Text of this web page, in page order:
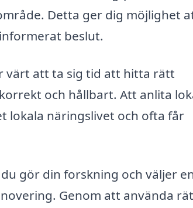
Detta ger dig möjlighet
beslut.
värt att ta sig tid att hitta rätt
och hållbart. Att anlita
lokala näringslivet och ofta får
gör din forskning och väljer
Genom att använda